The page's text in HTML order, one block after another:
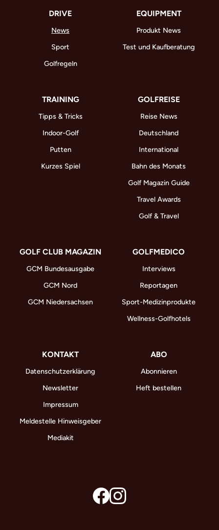
DRIVE
News
Sport
Golfregeln
EQUIPMENT
Produkt News
Test und Kaufberatung
TRAINING
Tipps & Tricks
Indoor-Golf
Putten
Kurzes Spiel
GOLFREISE
Reise News
Deutschland
International
Bahn des Monats
Golf Magazin Guide
Travel Awards
Golf & Travel
GOLF CLUB MAGAZIN
GCM Bundesausgabe
GCM Nord
GCM Niedersachsen
GOLFMEDICO
Interviews
Reportagen
Sport-Medizinprodukte
Wellness-Golfhotels
KONTAKT
Datenschutzerklärung
Newsletter
Impressum
Meldestelle Hinweisgeber
Mediakit
ABO
Abonnieren
Heft bestellen